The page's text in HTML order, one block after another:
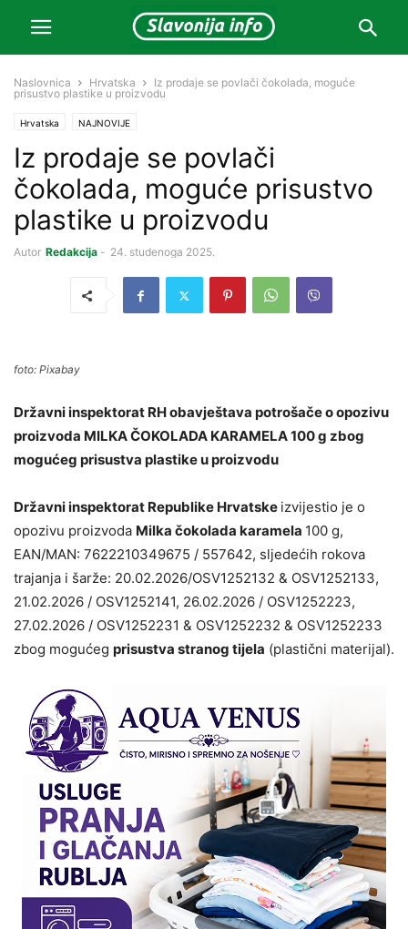
Naslovnica Hrvatska
Iz prodaje se povlači čokolada, moguće
prisustvo plastike u proizvodu
Hrvatska NAJNOVIJE
Iz prodaje se povlači
čokolada, moguće prisustvo
plastike u proizvodu
Autor Redakcija - 24. studenoga 2025.
foto: Pixabay
Državni inspektorat RH obavještava potrošače o opozivu
proizvoda MILKA ČOKOLADA KARAMELA 100 g zbog
mogućeg prisustva plastike u proizvodu
Državni inspektorat Republike Hrvatske izvijestio je o
opozivu proizvoda Milka čokolada karamela 100 g,
EAN/MAN: 7622210349675 / 557642, sljedećih rokova
trajanja i šarže: 20.02.2026/OSV1252132 & OSV1252133,
21.02.2026 / OSV1252141, 26.02.2026 / OSV1252223,
27.02.2026 / OSV1252231 & OSV1252232 & OSV1252233
zbog mogućeg prisustva stranog tijela (plastični materijal).